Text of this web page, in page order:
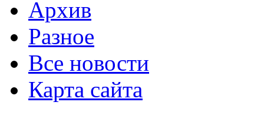
Архив
Разное
Все новости
Карта сайта